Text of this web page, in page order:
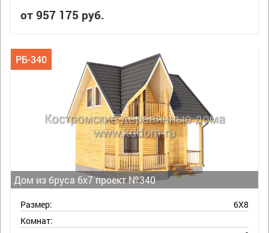
от 957 175 руб.
Дом из бруса 6х7 проект №340
РБ-340
Размер:
6Х8
Комнат: